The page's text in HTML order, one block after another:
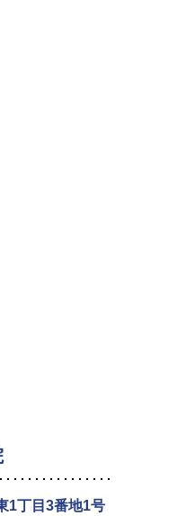
1丁目3番地1号